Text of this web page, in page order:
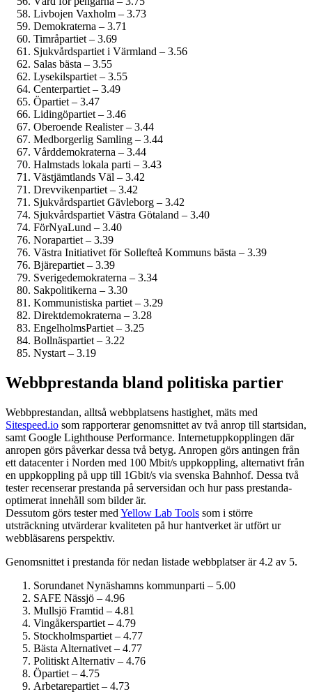
Livbojen Vaxholm – 3.73
Demokraterna – 3.71
Timråpartiet – 3.69
Sjukvårdspartiet i Värmland – 3.56
Salas bästa – 3.55
Lysekilspartiet – 3.55
Centerpartiet – 3.49
Öpartiet – 3.47
Lidingöpartiet – 3.46
Oberoende Realister – 3.44
Medborgerlig Samling – 3.44
Vårddemokraterna – 3.44
Halmstads lokala parti – 3.43
Västjämtlands Väl – 3.42
Drevvikenpartiet – 3.42
Sjukvårds­partiet Gävleborg – 3.42
Sjukvårdspartiet Västra Götaland – 3.40
FörNyaLund – 3.40
Norapartiet – 3.39
Västra Initiativet för Sollefteå Kommuns bästa – 3.39
Bjärepartiet – 3.39
Sverige­demokraterna – 3.34
Sakpolitikerna – 3.30
Kommunistiska partiet – 3.29
Direktdemokraterna – 3.28
EngelholmsPartiet – 3.25
Bollnäspartiet – 3.22
Nystart – 3.19
Webbprestanda bland politiska partier
Webbprestandan, alltså webbplatsens hastighet, mäts med
Sitespeed.io som rapporterar genomsnittet av två anrop till startsidan,
samt Google Lighthouse Performance. Internet­uppkopplingen där
anropen görs påverkar dessa två betyg. Anropen görs antingen från
ett datacenter i Norden med 100 Mbit/s uppkoppling, alternativt från
en uppkoppling på upp till 1Gbit/s via svenska Bahnhof. Dessa två
tester recenserar prestanda på serversidan och hur pass prestanda­
optimerat innehåll som bilder är.
Dessutom görs tester med Yellow Lab Tools som i större
utsträckning utvärderar kvaliteten på hur hantverket är utfört ur
webbläsarens perspektiv.
Genomsnittet i prestanda för nedan listade webbplatser är 4.2 av 5.
Sorundanet Nynäshamns kommunparti – 5.00
SAFE Nässjö – 4.96
Mullsjö Framtid – 4.81
Vingåkerspartiet – 4.79
Stockholmspartiet – 4.77
Bästa Alternativet – 4.77
Politiskt Alternativ – 4.76
Öpartiet – 4.75
Arbetarepartiet – 4.73